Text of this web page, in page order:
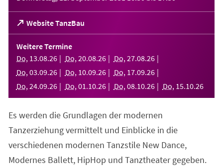
Website TanzBau
(Öffnet
in
einem
neuen
Tab)
Weitere Termine
Do, 13.08.26 Do, 20.08.26 Do, 27.08.26
Do, 03.09.26 Do, 10.09.26 Do, 17.09.26
Do, 24.09.26 Do, 01 .10.26 Do, 08.10.26 Do, 15.10.26
Es werden die Grundlagen der modernen
Tanzerziehung vermittelt und Einblicke in die
verschiedenen modernen Tanzstile New Dance,
Modernes Ballett, HipHop und Tanztheater gegeben.